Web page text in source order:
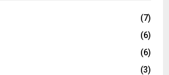
(7)
(6)
(6)
(3)